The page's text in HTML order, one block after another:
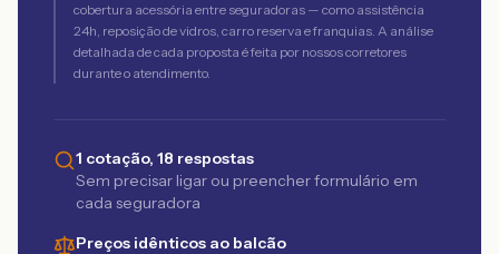
cobertura acessória entre seguradoras — como assistência
24h, reposição de vidros, carro reserva e franquias. A análise
detalhada de cada proposta é feita por nossos corretores
durante o atendimento.
1 cotação, 18 respostas
Sem precisar ligar ou preencher formulário em
cada seguradora
Preços idênticos ao balcão